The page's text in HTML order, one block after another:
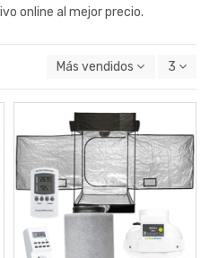
online al mejor precio.
Más vendidos 3